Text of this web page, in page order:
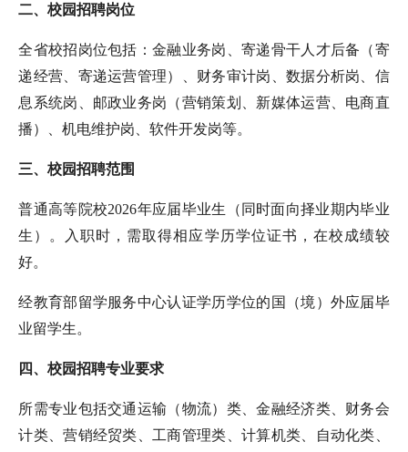
二、校园招聘岗位
全省校招岗位包括：金融业务岗、寄递骨干人才后备（寄
递经营、寄递运营管理）、财务审计岗、数据分析岗、信
息系统岗、邮政业务岗（营销策划、新媒体运营、电商直
播）、机电维护岗、软件开发岗等。
三、校园招聘范围
普通高等院校2026年应届毕业生（同时面向择业期内毕业
生）
。入职时，需取得相应学历学位证书，在校成绩较
好。
经教育部留学服务中心认证学历学位的 国（境）外应届毕
业留学生。
四、校园招聘专业要求
所需专业包括交通运输（物流）类、金融经济类、财务会
计类、营销经贸类、工商管理类、计算机类、
自动化类、